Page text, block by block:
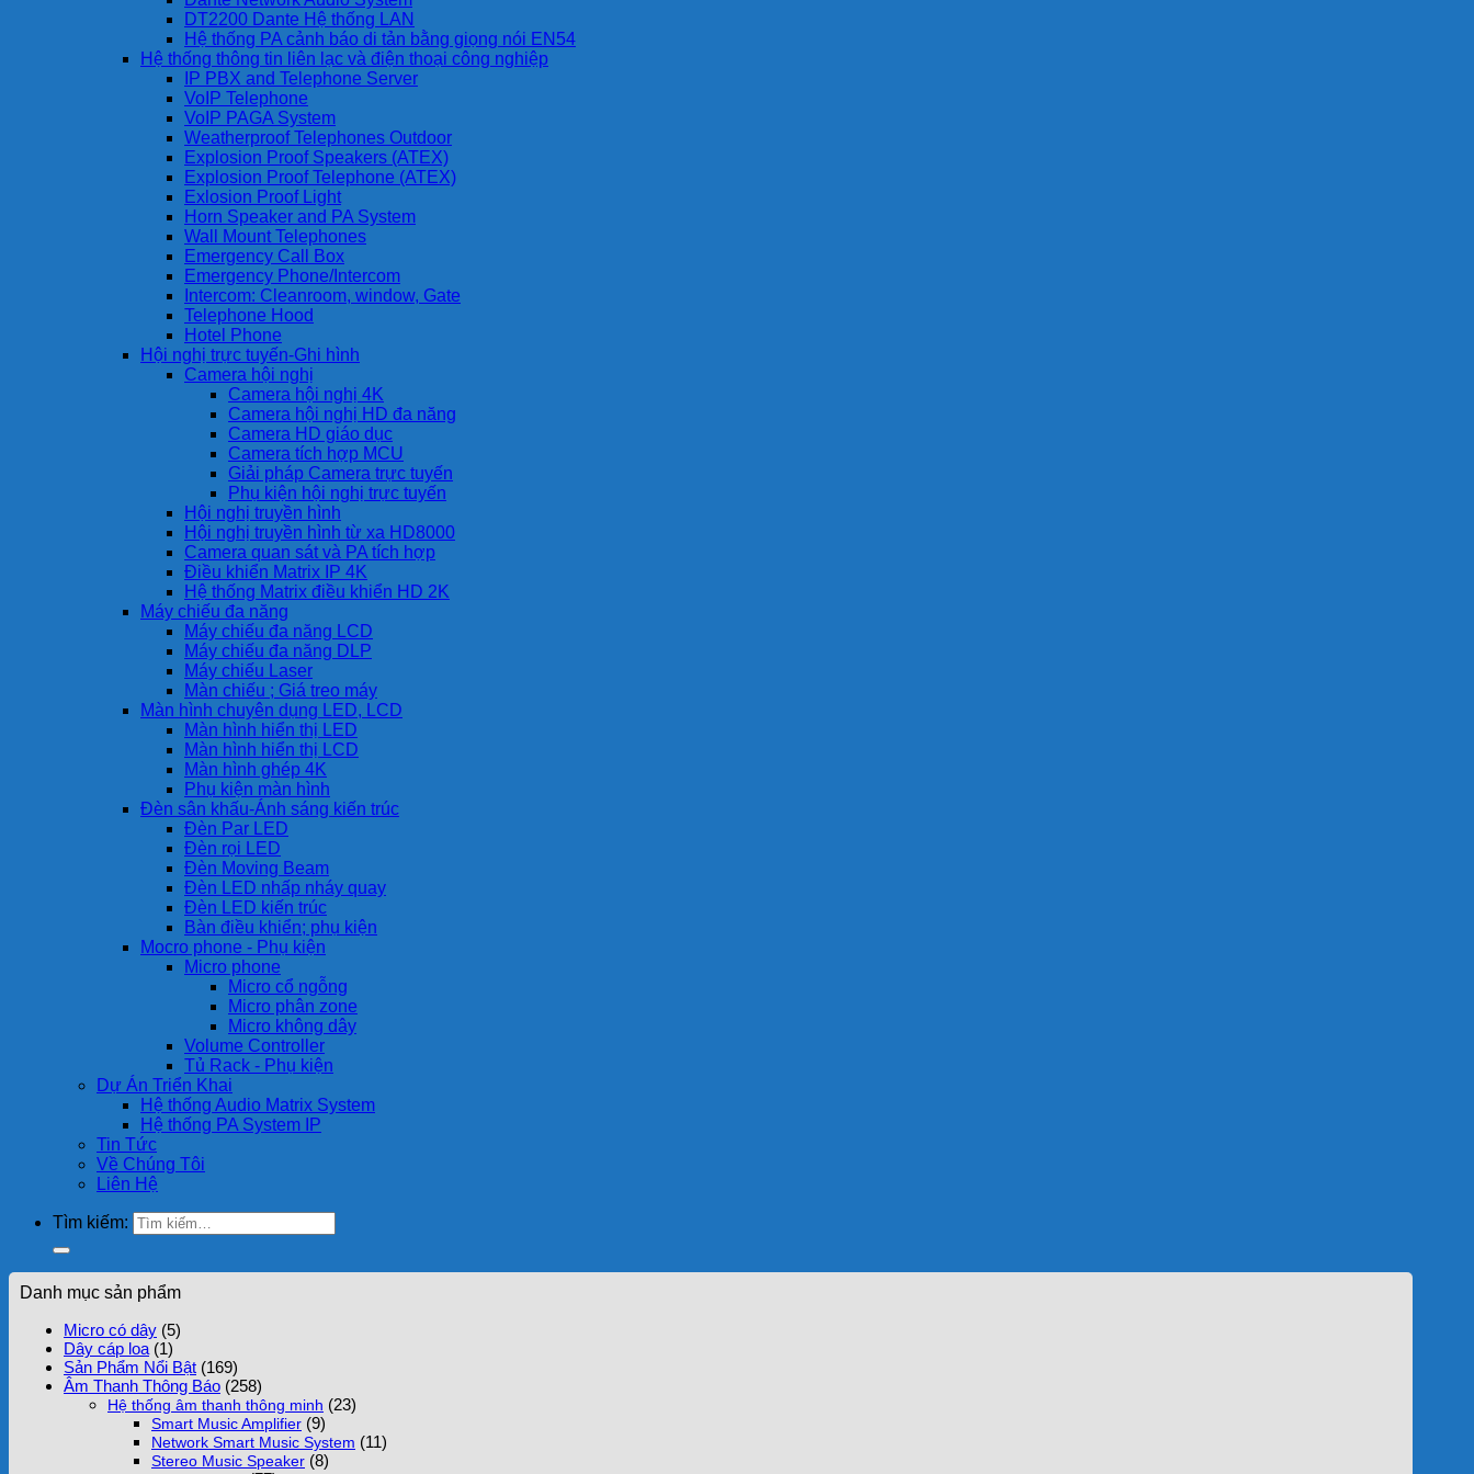
DT2200 Dante Hệ thống LAN
Hệ thống PA cảnh báo di tản bằng giọng nói EN54
Hệ thống thông tin liên lạc và điện thoại công nghiệp
IP PBX and Telephone Server
VoIP Telephone
VoIP PAGA System
Weatherproof Telephones Outdoor
Explosion Proof Speakers (ATEX)
Explosion Proof Telephone (ATEX)
Exlosion Proof Light
Horn Speaker and PA System
Wall Mount Telephones
Emergency Call Box
Emergency Phone/Intercom
Intercom: Cleanroom, window, Gate
Telephone Hood
Hotel Phone
Hội nghị trực tuyến-Ghi hình
Camera hội nghị
Camera hội nghị 4K
Camera hội nghị HD đa năng
Camera HD giáo dục
Camera tích hợp MCU
Giải pháp Camera trực tuyến
Phụ kiện hội nghị trực tuyến
Hội nghị truyền hình
Hội nghị truyền hình từ xa HD8000
Camera quan sát và PA tích hợp
Điều khiển Matrix IP 4K
Hệ thống Matrix điều khiển HD 2K
Máy chiếu đa năng
Máy chiếu đa năng LCD
Máy chiếu đa năng DLP
Máy chiếu Laser
Màn chiếu ; Giá treo máy
Màn hình chuyên dụng LED, LCD
Màn hình hiển thị LED
Màn hình hiển thị LCD
Màn hình ghép 4K
Phụ kiện màn hình
Đèn sân khấu-Ánh sáng kiến trúc
Đèn Par LED
Đèn rọi LED
Đèn Moving Beam
Đèn LED nhấp nháy quay
Đèn LED kiến trúc
Bàn điều khiển; phụ kiện
Mocro phone - Phụ kiện
Micro phone
Micro cổ ngỗng
Micro phân zone
Micro không dây
Volume Controller
Tủ Rack - Phụ kiện
Dự Án Triển Khai
Hệ thống Audio Matrix System
Hệ thống PA System IP
Tin Tức
Về Chúng Tôi
Liên Hệ
Tìm kiếm:
Danh mục sản phẩm
Micro có dây (5)
Dây cáp loa (1)
Sản Phẩm Nổi Bật (169)
Âm Thanh Thông Báo (258)
Hệ thống âm thanh thông minh (23)
Smart Music Amplifier (9)
Network Smart Music System (11)
Stereo Music Speaker (8)